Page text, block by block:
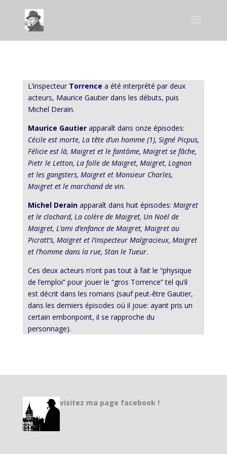
L’inspecteur Torrence a été interprété par deux
acteurs, Maurice Gautier dans les débuts, puis
Michel Derain.
Maurice Gautier apparaît dans onze épisodes:
Cécile est morte, La tête d’un homme (1), Signé Picpus,
Félicie est là, Maigret et le fantôme, Maigret se fâche,
Pietr le Letton, La folle de Maigret, Maigret, Lognon
et les gangsters, Maigret et Monsieur Charles,
Maigret et le marchand de vin.
Michel Derain apparaît dans huit épisodes: Maigret
et le clochard, La colère de Maigret, Un Noël de
Maigret, L’ami d’enfance de Maigret, Maigret au
Picratt’s, Maigret et l’inspecteur Malgracieux, Maigret
et l’homme dans la rue, Stan le Tueur.
Ces deux acteurs n’ont pas tout à fait le “physique
de l’emploi” pour jouer le “gros Torrence” tel qu’il
est décrit dans les romans (sauf peut-être Gautier,
dans les derniers épisodes où il joue: ayant pris un
certain embonpoint, il se rapproche du
personnage).
visitez ma page facebook !